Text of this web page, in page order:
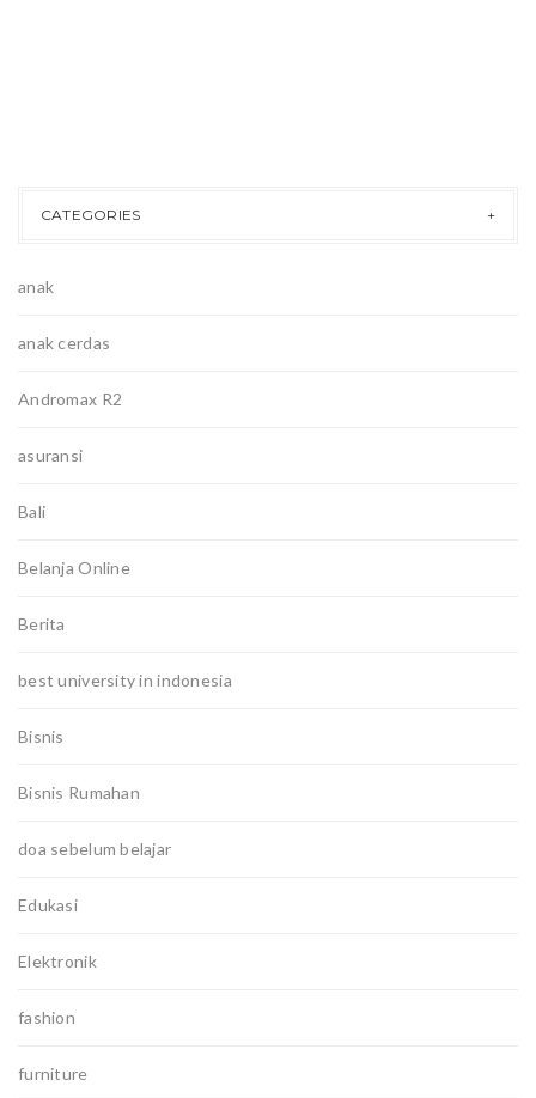
CATEGORIES
anak
anak cerdas
Andromax R2
asuransi
Bali
Belanja Online
Berita
best university in indonesia
Bisnis
Bisnis Rumahan
doa sebelum belajar
Edukasi
Elektronik
fashion
furniture